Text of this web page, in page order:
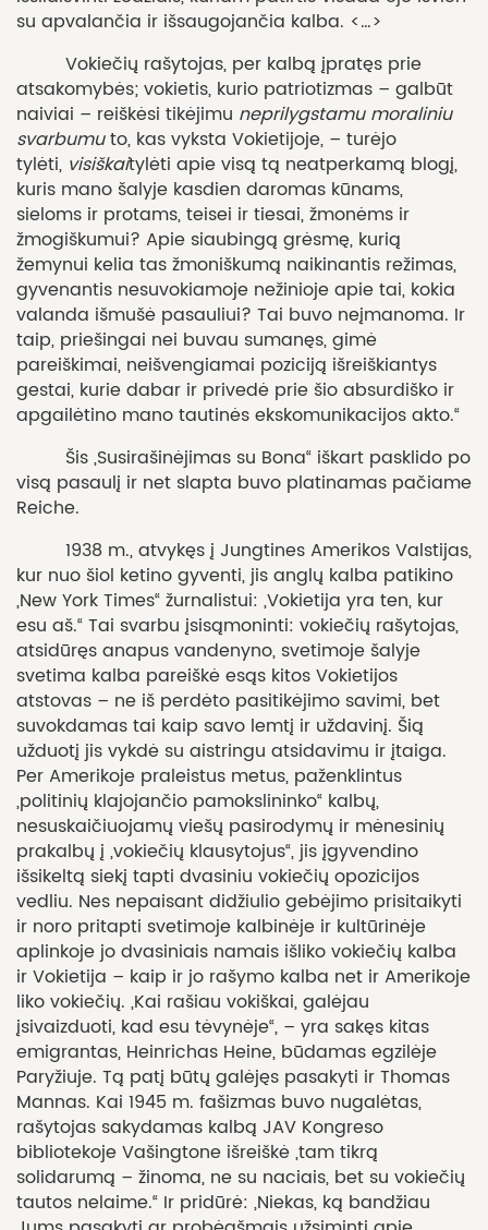
su apvalančia ir išsaugojančia kalba. <…>
Vokiečių rašytojas, per kalbą įpratęs prie
atsakomybės; vokietis, kurio patriotizmas – galbūt
naiviai – reiškėsi tikėjimu neprilygstamu moraliniu
svarbumuto, kas vyksta Vokietijoje, – turėjo
tylėti, visiškaitylėti apie visą tą neatperkamą blogį,
kuris mano šalyje kasdien daromas kūnams,
sieloms ir protams, teisei ir tiesai, žmonėms ir
žmogiškumui? Apie siaubingą grėsmę, kurią
žemynui kelia tas žmoniškumą naikinantis režimas,
gyvenantis nesuvokiamoje nežinioje apie tai, kokia
valanda išmušė pasauliui? Tai buvo neįmanoma. Ir
taip, priešingai nei buvau sumanęs, gimė
pareiškimai, neišvengiamai poziciją išreiškiantys
gestai, kurie dabar ir privedė prie šio absurdiško ir
apgailėtino mano tautinės ekskomunikacijos akto.“
Šis „Susirašinėjimas su Bona“ iškart pasklido po
visą pasaulį ir net slapta buvo platinamas pačiame
Reiche.
1938 m., atvykęs į Jungtines Amerikos Valstijas,
kur nuo šiol ketino gyventi, jis anglų kalba patikino
„New York Times“ žurnalistui: „Vokietija yra ten, kur
esu aš.“ Tai svarbu įsisąmoninti: vokiečių rašytojas,
atsidūręs anapus vandenyno, svetimoje šalyje
svetima kalba pareiškė esąs kitos Vokietijos
atstovas – ne iš perdėto pasitikėjimo savimi, bet
suvokdamas tai kaip savo lemtį ir uždavinį. Šią
užduotį jis vykdė su aistringu atsidavimu ir įtaiga.
Per Amerikoje praleistus metus, paženklintus
„politinių klajojančio pamokslininko“ kalbų,
nesuskaičiuojamų viešų pasirodymų ir mėnesinių
prakalbų į „vokiečių klausytojus“, jis įgyvendino
išsikeltą siekį tapti dvasiniu vokiečių opozicijos
vedliu. Nes nepaisant didžiulio gebėjimo prisitaikyti
ir noro pritapti svetimoje kalbinėje ir kultūrinėje
aplinkoje jo dvasiniais namais išliko vokiečių kalba
ir Vokietija – kaip ir jo rašymo kalba net ir Amerikoje
liko vokiečių. „Kai rašiau vokiškai, galėjau
įsivaizduoti, kad esu tėvynėje“, – yra sakęs kitas
emigrantas, Heinrichas Heine, būdamas egzilėje
Paryžiuje. Tą patį būtų galėjęs pasakyti ir Thomas
Mannas. Kai 1945 m. fašizmas buvo nugalėtas,
rašytojas sakydamas kalbą JAV Kongreso
bibliotekoje Vašingtone išreiškė „tam tikrą
solidarumą – žinoma, ne su naciais, bet su vokiečių
tautos nelaime.“ Ir pridūrė: „Niekas, ką bandžiau